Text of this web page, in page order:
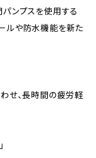
ンプスを使用する
ルや防水機能を新た
せ、長時間の疲労軽